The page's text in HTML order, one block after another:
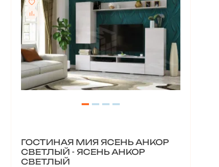
ГОСТИНАЯ МИЯ ЯСЕНЬ АНКОР
СВЕТЛЫЙ - ЯСЕНЬ АНКОР
СВЕТЛЫЙ